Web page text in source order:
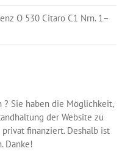
O 530 Citaro C1 Nrn. 1–
? Sie haben die Möglichkeit,
der Website zu
finanziert. Deshalb ist
Danke!